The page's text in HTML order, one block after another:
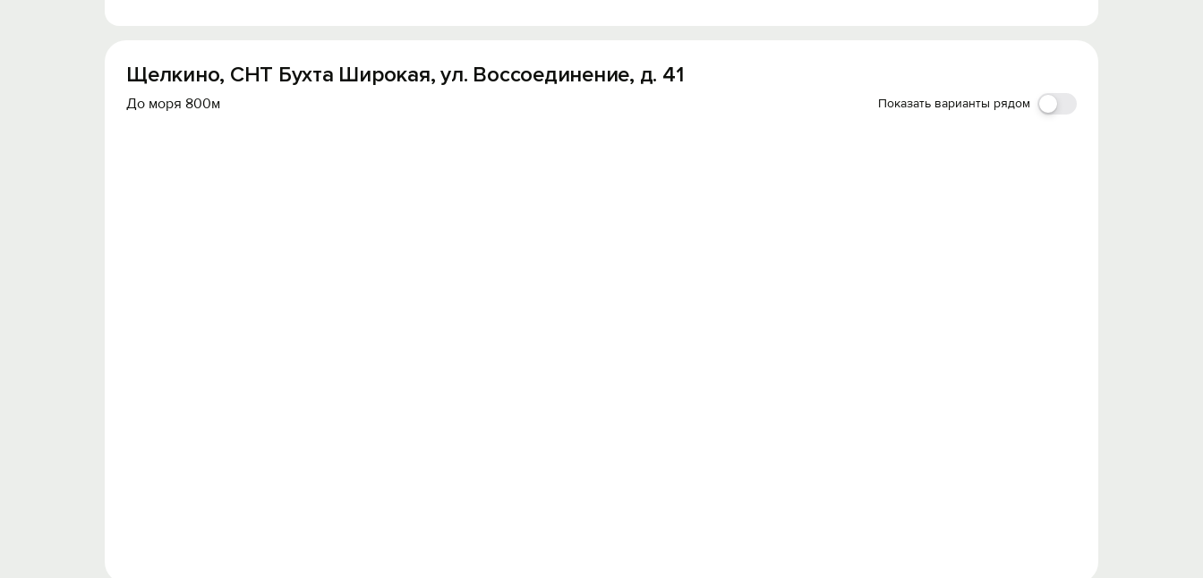
Щелкино, СНТ Бухта Широкая, ул. Воссоединение, д. 41
До моря 800м Показать варианты рядом